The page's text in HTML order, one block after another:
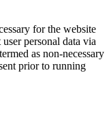
for the website
personal data via
as non-necessary
prior to running